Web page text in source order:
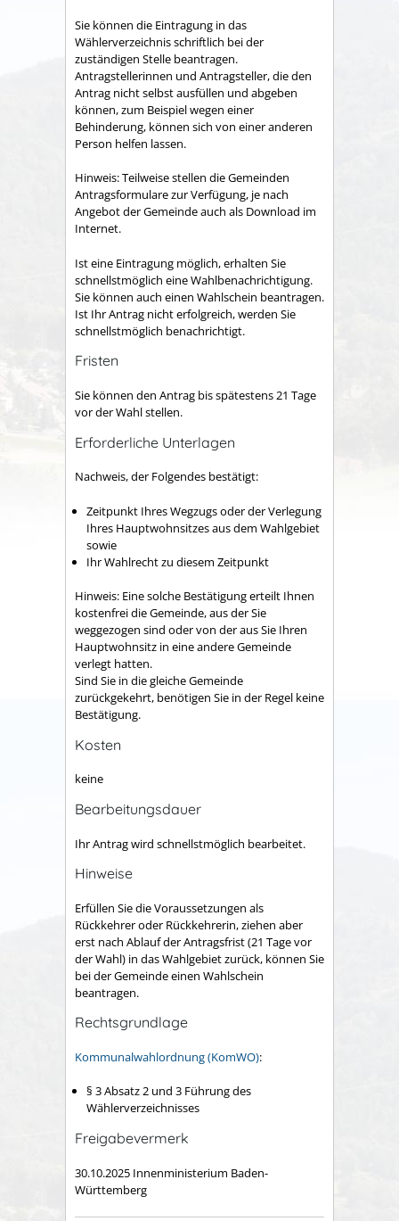
Sie können die Eintragung in das
Wählerverzeichnis schriftlich bei der
zuständigen Stelle beantragen.
Antragstellerinnen und Antragsteller, die den
Antrag nicht selbst ausfüllen und abgeben
können, zum Beispiel wegen einer
Behinderung, können sich von einer anderen
Person helfen lassen.
Hinweis:Teilweise stellen die Gemeinden
Antragsformulare zur Verfügung, je nach
Angebot der Gemeinde auch als Download im
Internet.
Ist eine Eintragung möglich, erhalten Sie
schnellstmöglich eine Wahlbenachrichtigung.
Sie können auch einen Wahlschein beantragen.
Ist Ihr Antrag nicht erfolgreich, werden Sie
schnellstmöglich benachrichtigt.
Fristen
Sie können den Antrag bis spätestens 21 Tage
vor der Wahl stellen.
Erforderliche Unterlagen
Nachweis, der Folgendes bestätigt:
Zeitpunkt Ihres Wegzugs oder der Verlegung
Ihres Hauptwohnsitzes aus dem Wahlgebiet
sowie
Ihr Wahlrecht zu diesem Zeitpunkt
Hinweis: Eine solche Bestätigung erteilt Ihnen
kostenfrei die Gemeinde, aus der Sie
weggezogen sind oder von der aus Sie Ihren
Hauptwohnsitz in eine andere Gemeinde
verlegt hatten.
Sind Sie in die gleiche Gemeinde
zurückgekehrt, benötigen Sie in der Regel keine
Bestätigung.
Kosten
keine
Bearbeitungsdauer
Ihr Antrag wird schnellstmöglich bearbeitet.
Hinweise
Erfüllen Sie die Voraussetzungen als
Rückkehrer oder Rückkehrerin, ziehen aber
erst nach Ablauf der Antragsfrist (21 Tage vor
der Wahl) in das Wahlgebiet zurück, können Sie
bei der Gemeinde einen Wahlschein
beantragen.
Rechtsgrundlage
Kommunalwahlordnung (KomWO):
§ 3 Absatz 2 und 3 Führung des
Wählerverzeichnisses
Freigabevermerk
30.10.2025 Innenministerium Baden-
Württemberg